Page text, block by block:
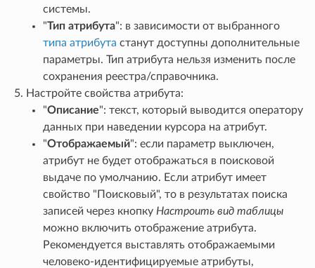
системы.
"Тип атрибута": в зависимости от выбранного
типа атрибута станут доступны дополнительные
параметры. Тип атрибута нельзя изменить после
сохранения реестра/справочника.
Настройте свойства атрибута:
"Описание": текст, который выводится оператору
данных при наведении курсора на атрибут.
"Отображаемый": если параметр выключен,
атрибут не будет отображаться в поисковой
выдаче по умолчанию. Если атрибут имеет
свойство "Поисковый", то в результатах поиска
записей через кнопку Настроить вид таблицы
можно включить отображение атрибута.
Рекомендуется выставлять отображаемыми
человеко-идентифицируемые атрибуты,